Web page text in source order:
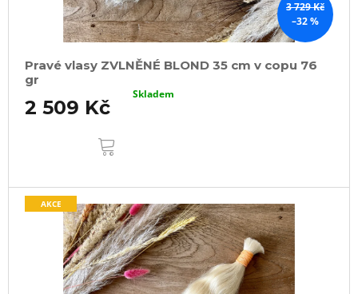
3 729 Kč
–32 %
Pravé vlasy ZVLNĚNÉ BLOND 35 cm v copu 76
gr
2 509 Kč
Skladem
AKCE